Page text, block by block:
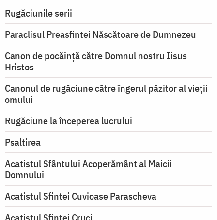
Rugăciunile serii
Paraclisul Preasfintei Născătoare de Dumnezeu
Canon de pocăință către Domnul nostru Iisus
Hristos
Canonul de rugăciune către îngerul păzitor al vieții
omului
Rugăciune la începerea lucrului
Psaltirea
Acatistul Sfântului Acoperământ al Maicii
Domnului
Acatistul Sfintei Cuvioase Parascheva
Acatistul Sfintei Cruci